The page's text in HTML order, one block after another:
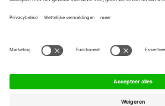
FAQ
Werken bij ons
Algemene Voorwaarden